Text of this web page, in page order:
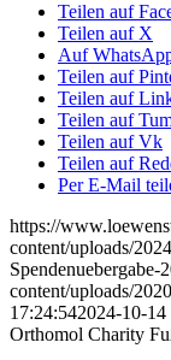
Teilen auf
Teilen auf X
Auf
Teilen auf
Teilen auf
Teilen auf
Teilen auf Vk
Teilen auf
Per E-Mail
https://
content/uploads/
Spendenuebergabe-
content/uploads/
17:24:542024-10-
Orthomol Charity